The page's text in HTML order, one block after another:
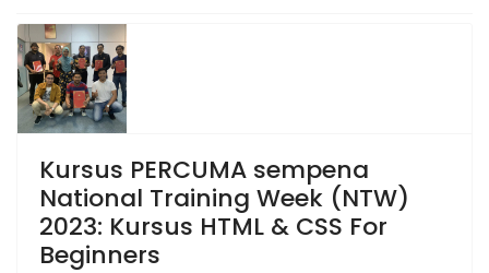
Kursus PERCUMA sempena
National Training Week (NTW)
2023: Kursus HTML & CSS For
Beginners